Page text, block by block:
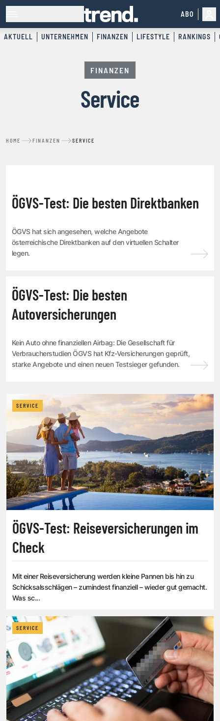
ABO
AKTUELL UNTERNEHMEN FINANZEN LIFESTYLE RANKINGS
FINANZEN
Service
HOME FINANZEN SERVICE
ÖGVS-Test: Die besten Direktbanken
ÖGVS hat sich angesehen, welche Angebote
österreichische Direktbanken auf den virtuellen Schalter
legen.
SERVICE
ÖGVS-Test: Die besten
Autoversicherungen
Kein Auto ohne finanziellen Airbag: Die Gesellschaft für
Verbraucherstudien ÖGVS hat Kfz-Versicherungen geprüft,
starke Angebote und einen neuen Testsieger gefunden.
SERVICE
ÖGVS-Test: Reiseversicherungen im
Check
Mit einer Reiseversicherung werden kleine Pannen bis hin zu
Schicksalsschlägen – zumindest finanziell – wieder gut gemacht.
Was sc...
SERVICE